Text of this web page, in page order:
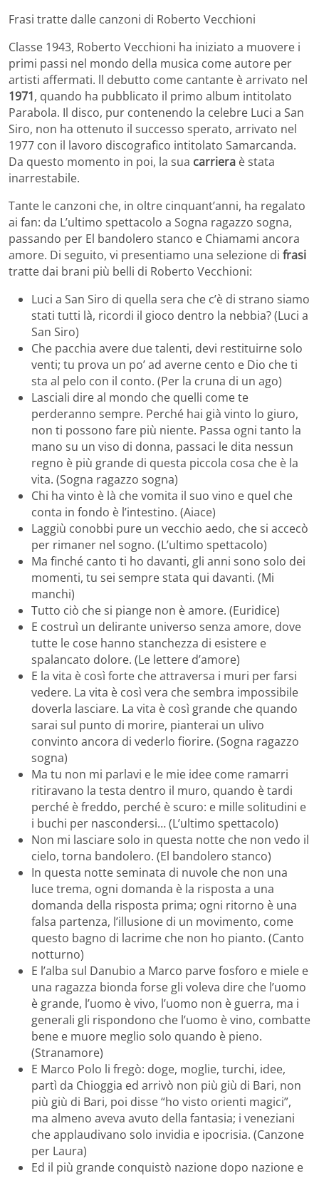
Frasi tratte dalle canzoni di Roberto Vecchioni
Classe 1943, Roberto Vecchioni ha iniziato a muovere i
primi passi nel mondo della musica come autore per
artisti affermati. ll debutto come cantante è arrivato nel
1971, quando ha pubblicato il primo album intitolato
Parabola. Il disco, pur contenendo la celebre Luci a San
Siro, non ha ottenuto il successo sperato, arrivato nel
1977 con il lavoro discografico intitolato Samarcanda.
Da questo momento in poi, la sua carriera è stata
inarrestabile.
Tante le canzoni che, in oltre cinquant’anni, ha regalato
ai fan: da L’ultimo spettacolo a Sogna ragazzo sogna,
passando per El bandolero stanco e Chiamami ancora
amore. Di seguito, vi presentiamo una selezione di frasi
tratte dai brani più belli di Roberto Vecchioni:
Luci a San Siro di quella sera che c’è di strano siamo
stati tutti là, ricordi il gioco dentro la nebbia? (Luci a
San Siro)
Che pacchia avere due talenti, devi restituirne solo
venti; tu prova un po’ ad averne cento e Dio che ti
sta al pelo con il conto. (Per la cruna di un ago)
Lasciali dire al mondo che quelli come te
perderanno sempre. Perché hai già vinto lo giuro,
non ti possono fare più niente. Passa ogni tanto la
mano su un viso di donna, passaci le dita nessun
regno è più grande di questa piccola cosa che è la
vita. (Sogna ragazzo sogna)
Chi ha vinto è là che vomita il suo vino e quel che
conta in fondo è l’intestino. (Aiace)
Laggiù conobbi pure un vecchio aedo, che si accecò
per rimaner nel sogno. (L’ultimo spettacolo)
Ma finché canto ti ho davanti, gli anni sono solo dei
momenti, tu sei sempre stata qui davanti. (Mi
manchi)
Tutto ciò che si piange non è amore. (Euridice)
E costruì un delirante universo senza amore, dove
tutte le cose hanno stanchezza di esistere e
spalancato dolore. (Le lettere d’amore)
E la vita è così forte che attraversa i muri per farsi
vedere. La vita è così vera che sembra impossibile
doverla lasciare. La vita è così grande che quando
sarai sul punto di morire, pianterai un ulivo
convinto ancora di vederlo fiorire. (Sogna ragazzo
sogna)
Ma tu non mi parlavi e le mie idee come ramarri
ritiravano la testa dentro il muro, quando è tardi
perché è freddo, perché è scuro: e mille solitudini e
i buchi per nascondersi… (L’ultimo spettacolo)
Non mi lasciare solo in questa notte che non vedo il
cielo, torna bandolero. (El bandolero stanco)
In questa notte seminata di nuvole che non una
luce trema, ogni domanda è la risposta a una
domanda della risposta prima; ogni ritorno è una
falsa partenza, l’illusione di un movimento, come
questo bagno di lacrime che non ho pianto. (Canto
notturno)
E l’alba sul Danubio a Marco parve fosforo e miele e
una ragazza bionda forse gli voleva dire che l’uomo
è grande, l’uomo è vivo, l’uomo non è guerra, ma i
generali gli rispondono che l’uomo è vino, combatte
bene e muore meglio solo quando è pieno.
(Stranamore)
E Marco Polo li fregò: doge, moglie, turchi, idee,
partì da Chioggia ed arrivò non più giù di Bari, non
più giù di Bari, poi disse “ho visto orienti magici”,
ma almeno aveva avuto della fantasia; i veneziani
che applaudivano solo invidia e ipocrisia. (Canzone
per Laura)
Ed il più grande conquistò nazione dopo nazione e